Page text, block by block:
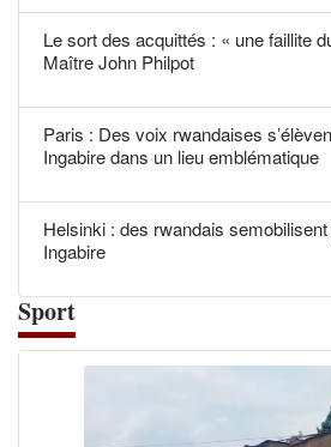
Le sort des acquittés : « une faillite
Maître John Philpot
Paris : Des voix rwandaises
Ingabire dans un lieu emblématique
Helsinki : des rwandais
Ingabire
Sport